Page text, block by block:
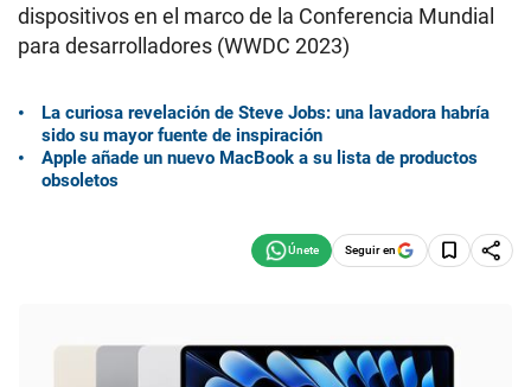
dispositivos en el marco de la Conferencia Mundial
para desarrolladores (WWDC 2023)
La curiosa revelación de Steve Jobs: una lavadora habría
sido su mayor fuente de inspiración
Apple añade un nuevo MacBook a su lista de productos
obsoletos
Seguir en